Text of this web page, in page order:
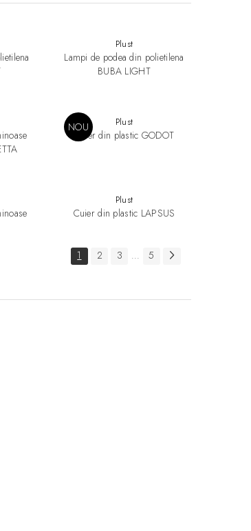
Plust
Lampi de podea din polietilena
BUBA LIGHT
NOU Plust
Cuier din plastic GODOT
Plust
Cuier din plastic LAPSUS
1 2 3 ... 5